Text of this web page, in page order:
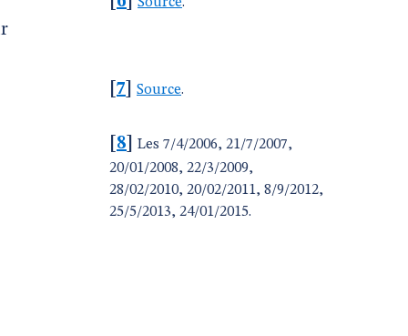
7 Source.
8
Les 7/4/2006, 21/7/2007,
20/01/2008, 22/3/2009,
28/02/2010, 20/02/2011, 8/9/2012,
25/5/2013, 24/01/2015.